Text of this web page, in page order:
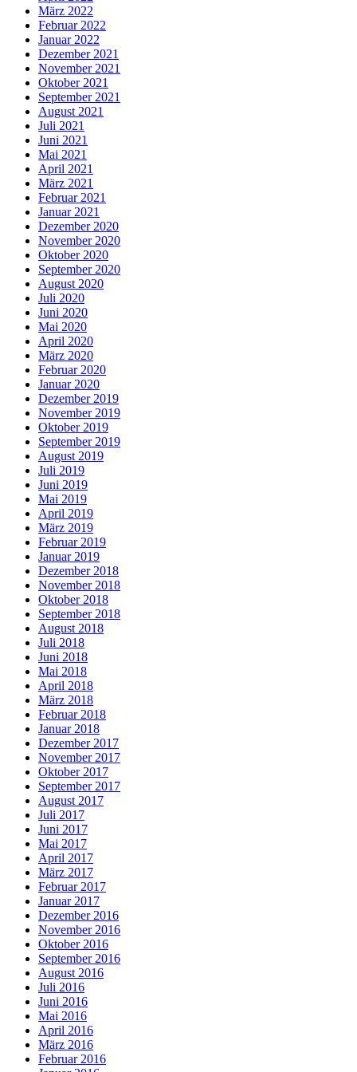
März 2022
Februar 2022
Januar 2022
Dezember 2021
November 2021
Oktober 2021
September 2021
August 2021
Juli 2021
Juni 2021
Mai 2021
April 2021
März 2021
Februar 2021
Januar 2021
Dezember 2020
November 2020
Oktober 2020
September 2020
August 2020
Juli 2020
Juni 2020
Mai 2020
April 2020
März 2020
Februar 2020
Januar 2020
Dezember 2019
November 2019
Oktober 2019
September 2019
August 2019
Juli 2019
Juni 2019
Mai 2019
April 2019
März 2019
Februar 2019
Januar 2019
Dezember 2018
November 2018
Oktober 2018
September 2018
August 2018
Juli 2018
Juni 2018
Mai 2018
April 2018
März 2018
Februar 2018
Januar 2018
Dezember 2017
November 2017
Oktober 2017
September 2017
August 2017
Juli 2017
Juni 2017
Mai 2017
April 2017
März 2017
Februar 2017
Januar 2017
Dezember 2016
November 2016
Oktober 2016
September 2016
August 2016
Juli 2016
Juni 2016
Mai 2016
April 2016
März 2016
Februar 2016